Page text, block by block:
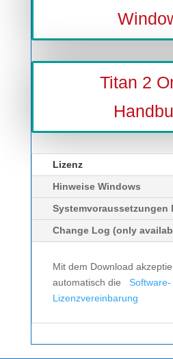
Titan 2
Lizenz
Hinweise Windows
Systemvoraussetzungen
Change Log (only
Mit dem Download
automatisch die Software-
Lizenzvereinbarung